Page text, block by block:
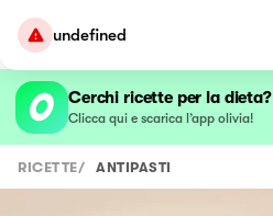
undefined
Cerchi ricette per la dieta?
Clicca qui e scarica l’app olivia!
RICETTE/ ANTIPASTI